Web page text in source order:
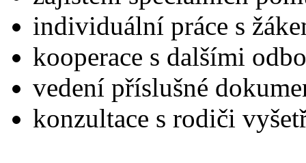
individuální práce s
kooperace s dalšími
vedení příslušné
konzultace s rodiči